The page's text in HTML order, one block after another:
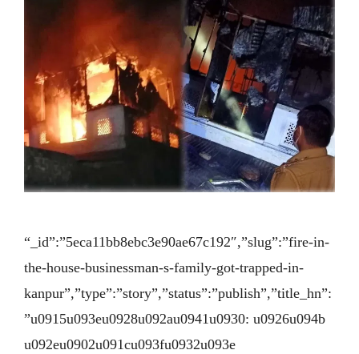
“_id”:”5eca11bb8ebc3e90ae67c192″,”slug”:”fire-in-
the-house-businessman-s-family-got-trapped-in-
kanpur”,”type”:”story”,”status”:”publish”,”title_hn”:
”u0915u093eu0928u092au0941u0930: u0926u094b
u092eu0902u091cu093fu0932u093e